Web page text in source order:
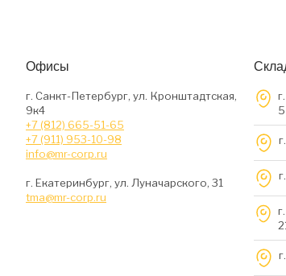
Офисы
г. Санкт-Петербург, ул. Кронштадтская,
9к4
+7 (812) 665-51-65
+7 (911) 953-10-98
info@mr-corp.ru
г. Екатеринбург, ул. Луначарского, 31
tma@mr-corp.ru
5